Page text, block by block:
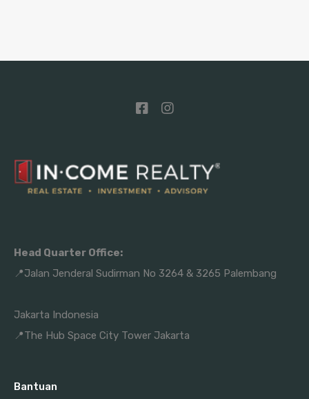
Head Quarter Office:
📍Jalan Jenderal Sudirman No 3264 & 3265 Palembang
Jakarta Indonesia
📍The Hub Space City Tower Jakarta
Bantuan